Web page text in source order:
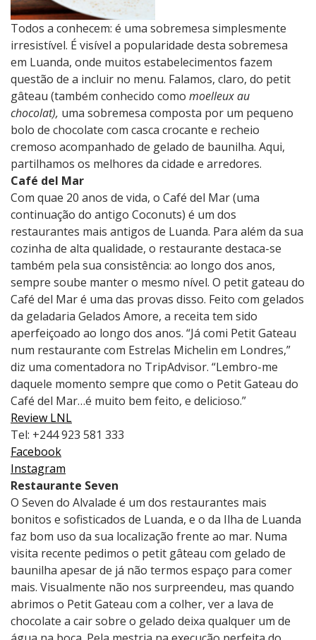
Todos a conhecem: é uma sobremesa simplesmente
irresistível. É visível a popularidade desta sobremesa
em Luanda, onde muitos estabelecimentos fazem
questão de a incluir no menu. Falamos, claro, do petit
gâteau (também conhecido como moelleux au
chocolat), uma sobremesa composta por um pequeno
bolo de chocolate com casca crocante e recheio
cremoso acompanhado de gelado de baunilha. Aqui,
partilhamos os melhores da cidade e arredores.
Café del Mar
Com quae 20 anos de vida, o Café del Mar (uma
continuação do antigo Coconuts) é um dos
restaurantes mais antigos de Luanda. Para além da sua
cozinha de alta qualidade, o restaurante destaca-se
também pela sua consistência: ao longo dos anos,
sempre soube manter o mesmo nível. O petit gateau do
Café del Mar é uma das provas disso. Feito com gelados
da geladaria Gelados Amore, a receita tem sido
aperfeiçoado ao longo dos anos. “Já comi Petit Gateau
num restaurante com Estrelas Michelin em Londres,”
diz uma comentadora no TripAdvisor. “Lembro-me
daquele momento sempre que como o Petit Gateau do
Café del Mar…é muito bem feito, e delicioso.”
Review LNL
Tel: +244 923 581 333
Facebook
Instagram
Restaurante Seven
O Seven do Alvalade é um dos restaurantes mais
bonitos e sofisticados de Luanda, e o da Ilha de Luanda
faz bom uso da sua localização frente ao mar. Numa
visita recente pedimos o petit gâteau com gelado de
baunilha apesar de já não termos espaço para comer
mais. Visualmente não nos surpreendeu, mas quando
abrimos o Petit Gateau com a colher, ver a lava de
chocolate a cair sobre o gelado deixa qualquer um de